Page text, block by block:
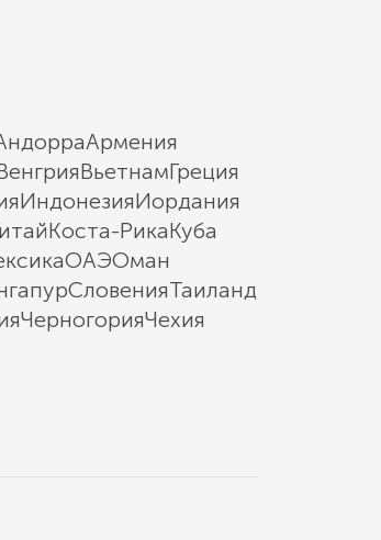
Армения
ВьетнамГреция
ИндонезияИордания
Коста-РикаКуба
ОАЭОман
СловенияТаиланд
ЧерногорияЧехия